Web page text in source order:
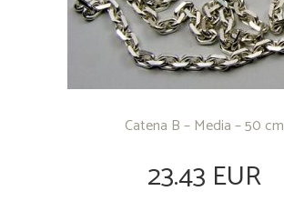
Catena B – Media – 50 cm
23.43 EUR